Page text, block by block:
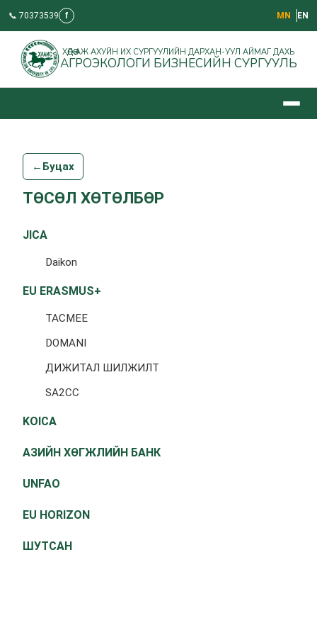
📞 70373539 f МN EN
ХӨДӨӨ АЖ АХУЙН ИХ СУРГУУЛИЙН ДАРХАН-УУЛ АЙМАГ ДАХЬ
АГРОЭКОЛОГИ БИЗНЕСИЙН СУРГУУЛЬ
← Буцах
ТӨСӨЛ ХӨТӨЛБӨР
JICA
Daikon
EU ERASMUS+
TACMEE
DOMANI
ДИЖИТАЛ ШИЛЖИЛТ
SA2CC
KOICA
АЗИЙН ХӨГЖЛИЙН БАНК
UNFAO
EU HORIZON
ШУТСАН